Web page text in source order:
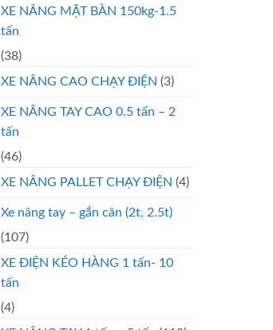
XE NÂNG MẶT BÀN 150kg-1.5
tấn
(38)
XE NÂNG CAO CHẠY ĐIỆN (3)
XE NÂNG TAY CAO 0.5 tấn – 2
tấn
(46)
XE NÂNG PALLET CHẠY ĐIỆN (4)
Xe nâng tay – gắn cân (2t, 2.5t)
(107)
XE ĐIỆN KÉO HÀNG 1 tấn- 10
tấn
(4)